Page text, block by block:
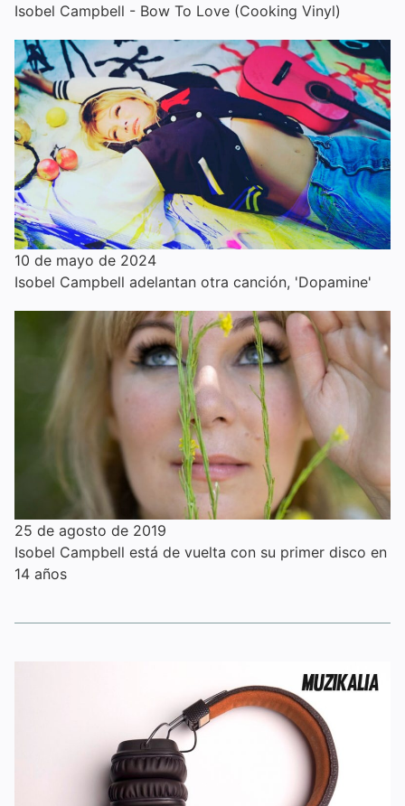
Isobel Campbell - Bow To Love (Cooking Vinyl)
10 de mayo de 2024
Isobel Campbell adelantan otra canción, 'Dopamine'
25 de agosto de 2019
Isobel Campbell está de vuelta con su primer disco en
14 años